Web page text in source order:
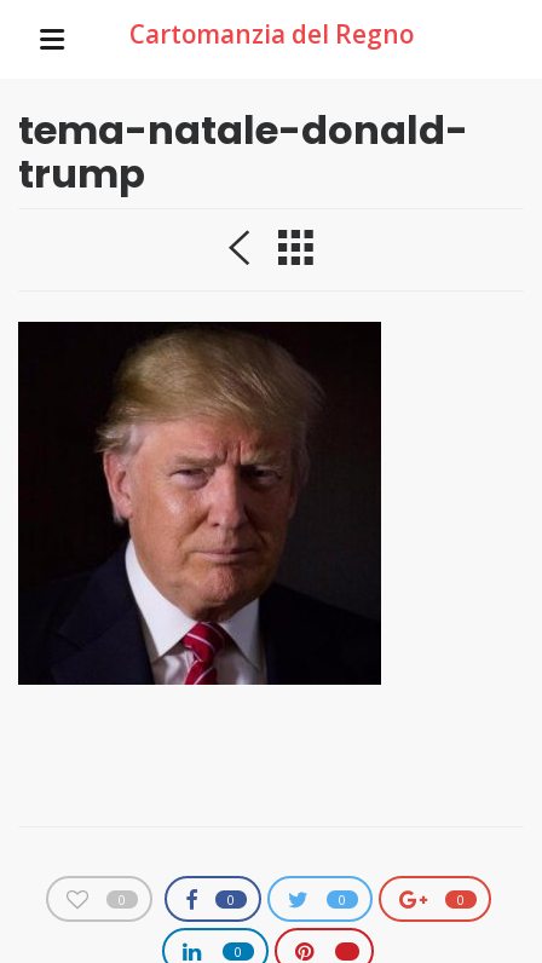
Cartomanzia del Regno
tema-natale-donald-
trump
0 0 0 0
0